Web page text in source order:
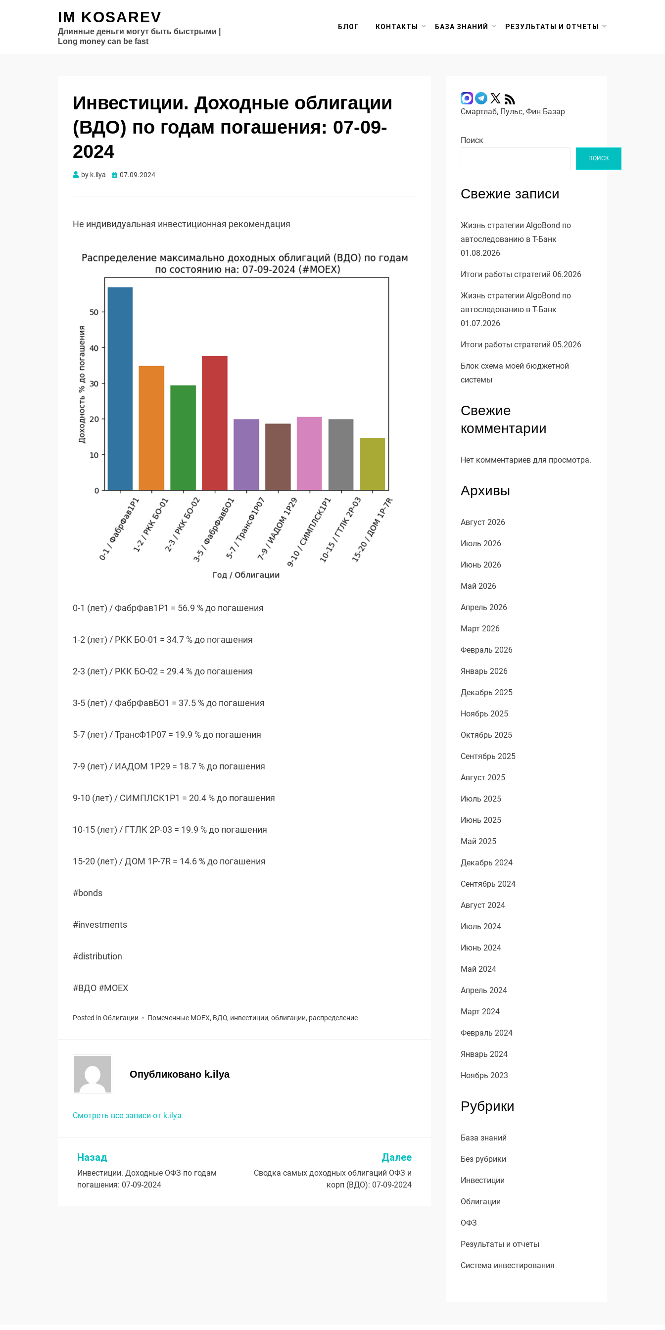
IM KOSAREV
Длинные деньги могут быть быстрыми |
Long money can be fast
БЛОГ КОНТАКТЫ БАЗА ЗНАНИЙ РЕЗУЛЬТАТЫ И ОТЧЕТЫ
Инвестиции. Доходные облигации
(ВДО) по годам погашения: 07-09-
2024
by k.ilya Опубликовано
07.09.2024
Не индивидуальная инвестиционная рекомендация
0-1 (лет) / ФабрФав1P1 = 56.9 % до погашения
1-2 (лет) / РКК БО-01 = 34.7 % до погашения
2-3 (лет) / РКК БО-02 = 29.4 % до погашения
3-5 (лет) / ФабрФавБО1 = 37.5 % до погашения
5-7 (лет) / ТрансФ1P07 = 19.9 % до погашения
7-9 (лет) / ИАДОМ 1P29 = 18.7 % до погашения
9-10 (лет) / СИМПЛСК1Р1 = 20.4 % до погашения
10-15 (лет) / ГТЛК 2P-03 = 19.9 % до погашения
15-20 (лет) / ДОМ 1P-7R = 14.6 % до погашения
#bonds
#investments
#distribution
#ВДО #MOEX
Posted in Облигации Помеченные MOEX, ВДО, инвестиции, облигации, распределение
Опубликовано k.ilya
Смотреть все записи от k.ilya
Навигация
по
Назад
Инвестиции. Доходные ОФЗ по годам
погашения: 07-09-2024
Далее
Сводка самых доходных облигаций ОФЗ и
корп (ВДО): 07-09-2024
Смартлаб, Пульс, Фин Базар
Поиск
ПОИСК
Свежие записи
Жизнь стратегии AlgoBond по
автоследованию в Т-Банк
01.08.2026
Итоги работы стратегий 06.2026
Жизнь стратегии AlgoBond по
автоследованию в Т-Банк
01.07.2026
Итоги работы стратегий 05.2026
Блок схема моей бюджетной
системы
Свежие
комментарии
Нет комментариев для просмотра.
Архивы
Август 2026
Июль 2026
Июнь 2026
Май 2026
Апрель 2026
Март 2026
Февраль 2026
Январь 2026
Декабрь 2025
Ноябрь 2025
Октябрь 2025
Сентябрь 2025
Август 2025
Июль 2025
Июнь 2025
Май 2025
Декабрь 2024
Сентябрь 2024
Август 2024
Июль 2024
Июнь 2024
Май 2024
Апрель 2024
Март 2024
Февраль 2024
Январь 2024
Ноябрь 2023
Рубрики
База знаний
Без рубрики
Инвестиции
Облигации
ОФЗ
Результаты и отчеты
Система инвестирования